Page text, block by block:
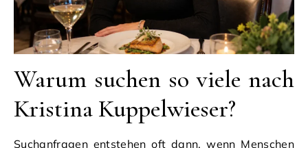
Warum suchen so viele nach
Kristina Kuppelwieser?
Suchanfragen entstehen oft dann, wenn Menschen